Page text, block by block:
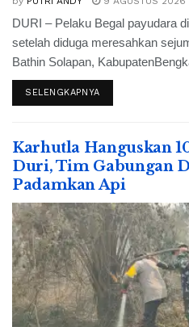
DURI – Pelaku Begal payudara
setelah diduga meresahkan
Bathin Solapan,
SELENGKAPNYA
Karhutla Hanguskan
Duri, Tim Gabungan
Padamkan Api